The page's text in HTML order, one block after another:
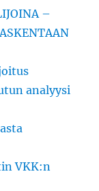
–
analyysi
VKK:n